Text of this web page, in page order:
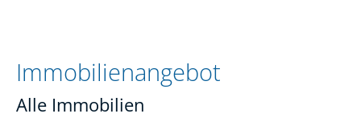
Immobilien­angebot
Alle Immobilien